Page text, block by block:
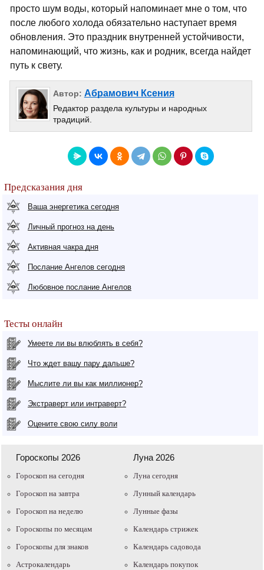
просто шум воды, который напоминает мне о том, что
после любого холода обязательно наступает время
обновления. Это праздник внутренней устойчивости,
напоминающий, что жизнь, как и родник, всегда найдет
путь к свету.
Автор: Абрамович Ксения
Редактор раздела культуры и народных
традиций.
Предсказания дня
Ваша энергетика сегодня
Личный прогноз на день
Активная чакра дня
Послание Ангелов сегодня
Любовное послание Ангелов
Тесты онлайн
Умеете ли вы влюблять в себя?
Что ждет вашу пару дальше?
Мыслите ли вы как миллионер?
Экстраверт или интраверт?
Оцените свою силу воли
Гороскопы 2026
Гороскоп на сегодня
Гороскоп на завтра
Гороскоп на неделю
Гороскопы по месяцам
Гороскопы для знаков
Астрокалендарь
Луна 2026
Луна сегодня
Лунный календарь
Лунные фазы
Календарь стрижек
Календарь садовода
Календарь покупок